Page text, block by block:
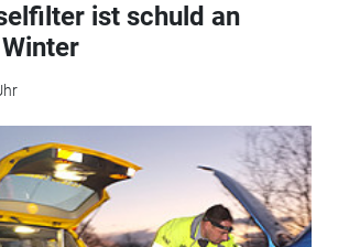
ist schuld an